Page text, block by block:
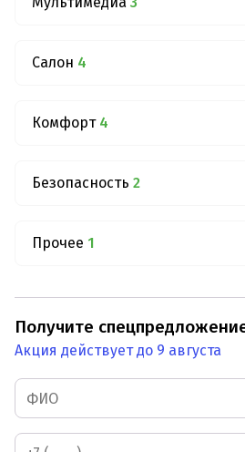
Салон 4
Комфорт 4
Безопасность 2
Прочее 1
Получите
Акция действует до 9 августа